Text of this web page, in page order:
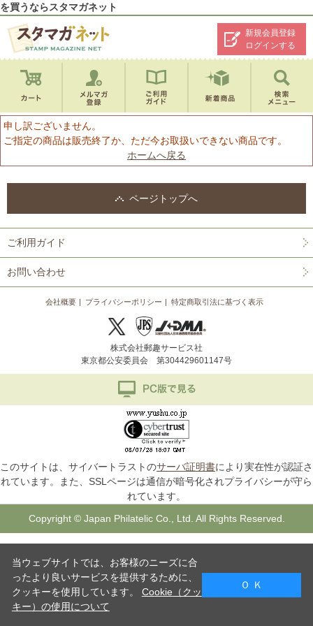
を買うならスタマガネット
新規会員登録
ログインする
申し訳ございません。
ご指定の商品は販売終了か、ただ今お取扱いできない商品です。
ホームへ戻る
ページトップへ
ご利用ガイド
お問い合わせ
会社概要 プライバシーポリシー 特定商取引法に基づく表示
株式会社郵趣サービス社
東京都公安委員会 第304429601147号
このサイトは、サイバートラストのサーバ証明書により実在性が認証さ
れています。また、SSLページは通信が暗号化されプライバシーが守ら
れています。
Copyright © Japan Philatelic Co., Ltd. All Rights Reserved.
当ウェブサイトでは、お客様のニーズに合
ったより良いサービスを提供するために、
クッキーを使用しています。 Cookie（クッ
キー）の使用について
Ｏ Ｋ